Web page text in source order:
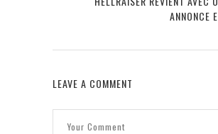
ANNONCE
LEAVE A COMMENT